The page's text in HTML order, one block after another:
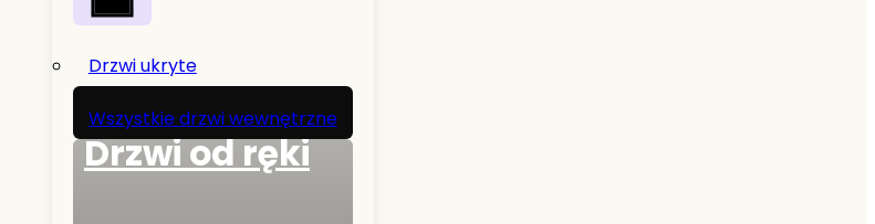
Drzwi ukryte
Wszystkie drzwi wewnętrzne
Drzwi od ręki